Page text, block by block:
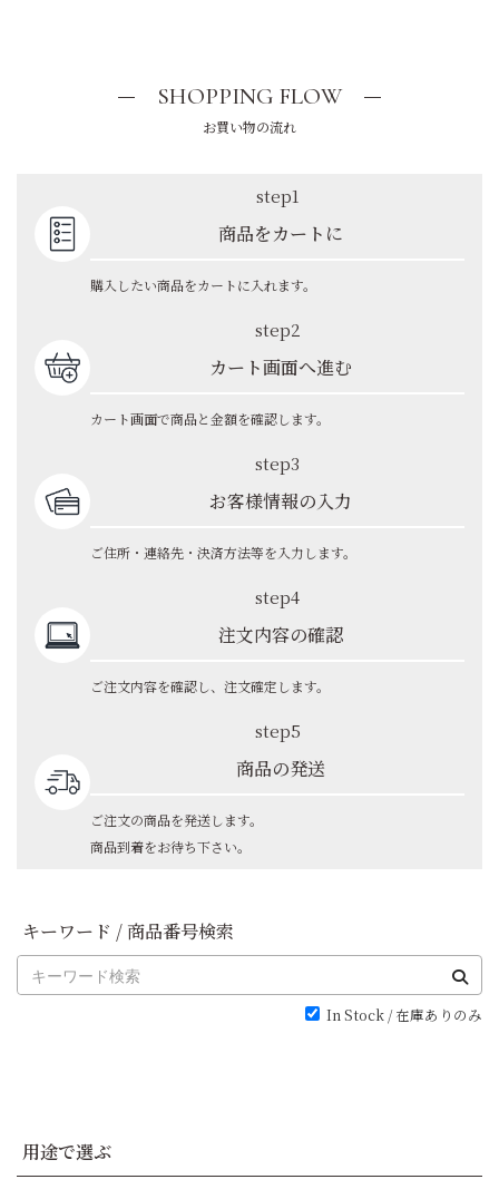
SHOPPING FLOW
お買い物の流れ
step1
商品をカートに
購入したい商品をカートに入れます。
step2
カート画面へ進む
カート画面で商品と金額を確認します。
step3
お客様情報の入力
ご住所・連絡先・決済方法等を入力します。
step4
注文内容の確認
ご注文内容を確認し、注文確定します。
step5
商品の発送
ご注文の商品を発送します。
商品到着をお待ち下さい。
キーワード / 商品番号検索
In Stock / 在庫ありのみ
用途で選ぶ